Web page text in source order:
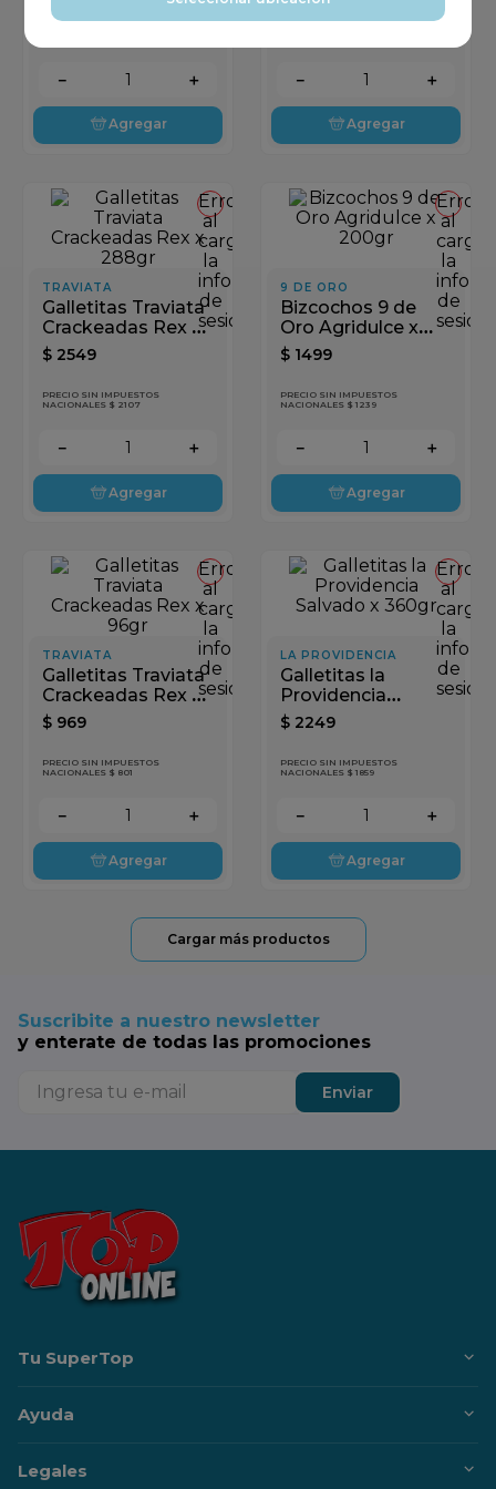
Cracker x 505gr
＋
－
Agregar
＋
－
Agregar
Error
al
cargar
la
información
de
sesión
TRAVIATA
Galletitas Traviata
Crackeadas Rex x
288gr
$ 2549
PRECIO SIN IMPUESTOS
NACIONALES $ 2107
＋
－
Agregar
Error
al
cargar
la
de
sesión
9 DE ORO
Bizcochos 9 de
Oro Agridulce x
200gr
$ 1499
PRECIO SIN IMPUESTOS
NACIONALES $ 1239
＋
－
Agregar
Error
al
cargar
la
información
de
sesión
TRAVIATA
Galletitas Traviata
Crackeadas Rex x
96gr
$ 969
PRECIO SIN IMPUESTOS
NACIONALES $ 801
＋
－
Agregar
Error
al
cargar
la
de
sesión
LA PROVIDENCIA
Galletitas la
Providencia
Salvado x 360gr
$ 2249
PRECIO SIN IMPUESTOS
NACIONALES $ 1859
＋
－
Agregar
Suscribite a nuestro newsletter
y enterate de todas las promociones
Enviar
Tu SuperTop
Ayuda
Legales